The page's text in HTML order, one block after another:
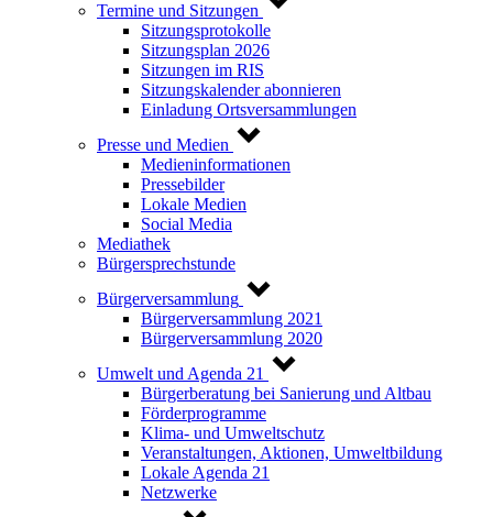
Termine und Sitzungen
Sitzungsprotokolle
Sitzungsplan 2026
Sitzungen im RIS
Sitzungskalender abonnieren
Einladung Ortsversammlungen
Presse und Medien
Medieninformationen
Pressebilder
Lokale Medien
Social Media
Mediathek
Bürgersprechstunde
Bürgerversammlung
Bürgerversammlung 2021
Bürgerversammlung 2020
Umwelt und Agenda 21
Bürgerberatung bei Sanierung und Altbau
Förderprogramme
Klima- und Umweltschutz
Veranstaltungen, Aktionen, Umweltbildung
Lokale Agenda 21
Netzwerke